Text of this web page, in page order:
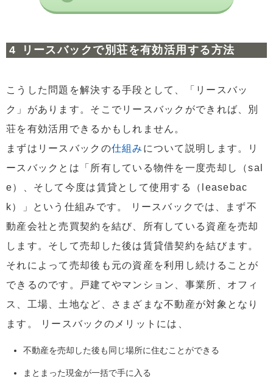
リースバックで別荘を有効活用する方法
こうした問題を解決する手段として、「リースバッ
ク」があります。そこでリースバックができれば、別
荘を有効活用できるかもしれません。
まずはリースバックの仕組み について説明します。リ
ースバックとは「所有している物件を一度売却し（sal
e）、そして今度は賃貸として使用する（leasebac
k）」という仕組みです。 リースバックでは、まず不
動産会社と売買契約を結び、所有している資産を売却
します。そして売却した後は賃貸借契約を結びます。
それによって売却後も元の資産を利用し続けることが
できるのです。戸建てやマンション、事業所、オフィ
ス、工場、土地など、さまざまな不動産が対象となり
ます。 リースバックのメリットには、
不動産を売却した後も同じ場所に住むことができる
まとまった現金が一括で手に入る